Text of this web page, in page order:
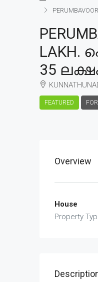
LAKH.
35
FEATURED
Overview
House
Property